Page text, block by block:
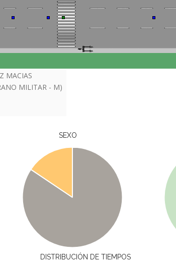
MACIAS
MILITAR - M)
SEXO
DISTRIBUCIÓN DE TIEMPOS